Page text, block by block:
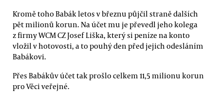
Kromě toho Babák letos v březnu půjčil straně dalších
pět milionů korun. Na účet mu je převedl jeho kolega
z firmy WCM CZ Josef Liška, který si peníze na konto
vložil v hotovosti, a to pouhý den před jejich odesláním
Babákovi.
Přes Babákův účet tak prošlo celkem 11,5 milionu korun
pro Věci veřejné.